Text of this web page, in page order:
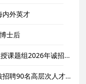
内外英才
士后
西南交通大学经济管理学院刘玉焕副教授课题组2026年诚招博士后
四川轻化工大学2026年上半年公开考核招聘90名高层次人才公告